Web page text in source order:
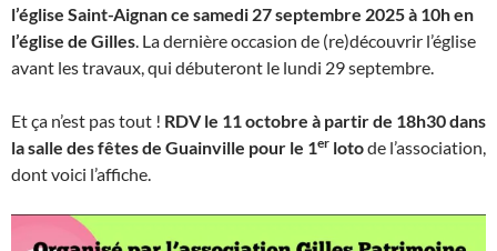
l’église Saint-Aignan ce samedi 27 septembre 2025 à 10h en
l’église de Gilles. La dernière occasion de (re)découvrir l’église
avant les travaux, qui débuteront le lundi 29 septembre.
Et ça n’est pas tout ! RDV le 11 octobre à partir de 18h30 dans
la salle des fêtes de Guainville pour le 1er lotode l’association,
dont voici l’affiche.